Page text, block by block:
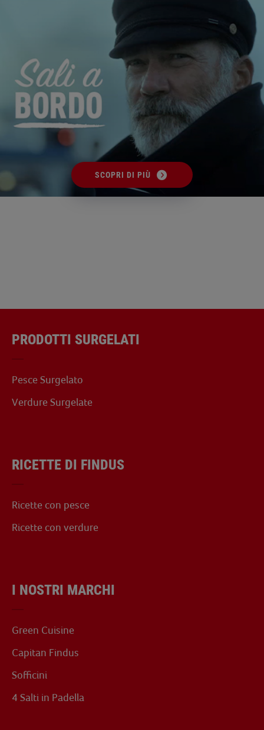
SCOPRI DI PIÙ
PRODOTTI SURGELATI
Pesce Surgelato
Verdure Surgelate
RICETTE DI FINDUS
Ricette con pesce
Ricette con verdure
I NOSTRI MARCHI
Green Cuisine
Capitan Findus
Sofficini
4 Salti in Padella